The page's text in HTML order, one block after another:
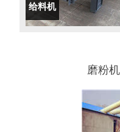
给料机
磨粉